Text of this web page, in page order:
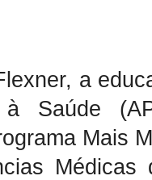
a
à Saúde
Mais
Médicas